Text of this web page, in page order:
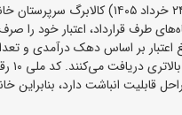
طرف قرارداد، اعتبار خود را
اعتبار بر اساس دهک درآمدی و
قابلیت انباشت دارد، بنابراین